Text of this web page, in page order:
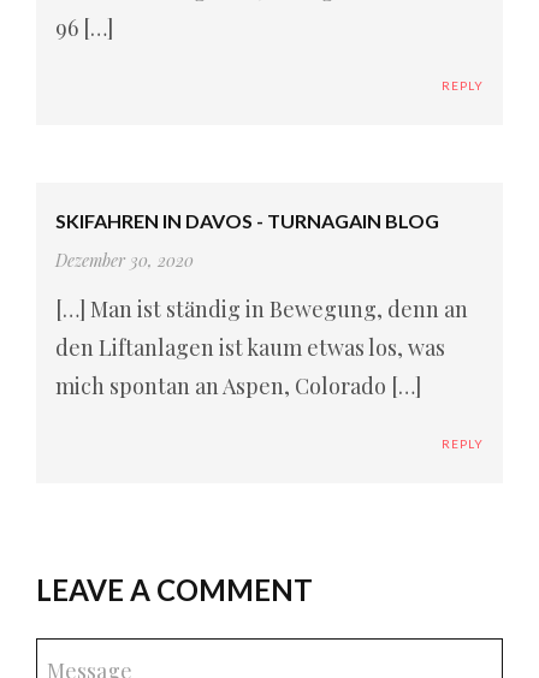
96 […]
REPLY
SKIFAHREN IN DAVOS - TURNAGAIN BLOG
Dezember 30, 2020
[…] Man ist ständig in Bewegung, denn an
den Liftanlagen ist kaum etwas los, was
mich spontan an Aspen, Colorado […]
REPLY
LEAVE A COMMENT